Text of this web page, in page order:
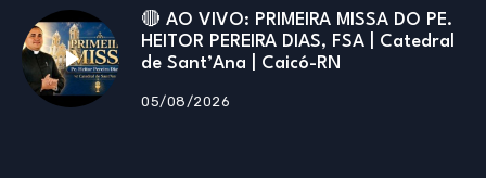
🔴 AO VIVO: PRIMEIRA MISSA DO PE.
HEITOR PEREIRA DIAS, FSA | Catedral
de Sant’Ana | Caicó-RN
05/08/2026